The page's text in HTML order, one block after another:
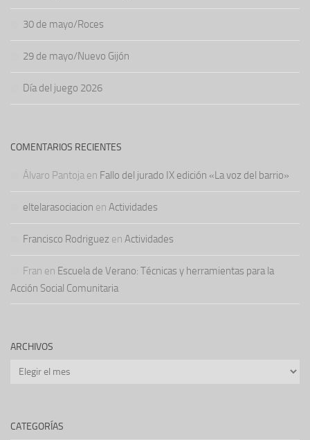
30 de mayo/Roces
29 de mayo/Nuevo Gijón
Día del juego 2026
COMENTARIOS RECIENTES
Álvaro Pantoja en Fallo del jurado IX edición «La voz del barrio»
eltelarasociacion en Actividades
Francisco Rodriguez en Actividades
Fran en Escuela de Verano: Técnicas y herramientas para la
Acción Social Comunitaria
ARCHIVOS
Archivos
CATEGORÍAS